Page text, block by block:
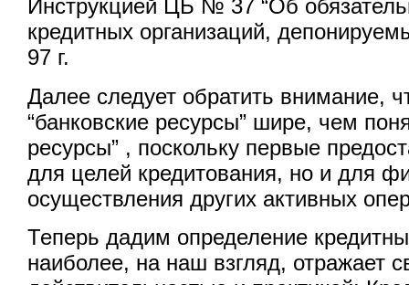
Инструкцией ЦБ № 37 “Об
кредитных организаций,
97 г.
Далее следует обратить внимание,
“банковские ресурсы” шире, чем
ресурсы” , поскольку первые
для целей кредитования, но и для
осуществления других активных
Теперь дадим определение
наиболее, на наш взгляд, отражает